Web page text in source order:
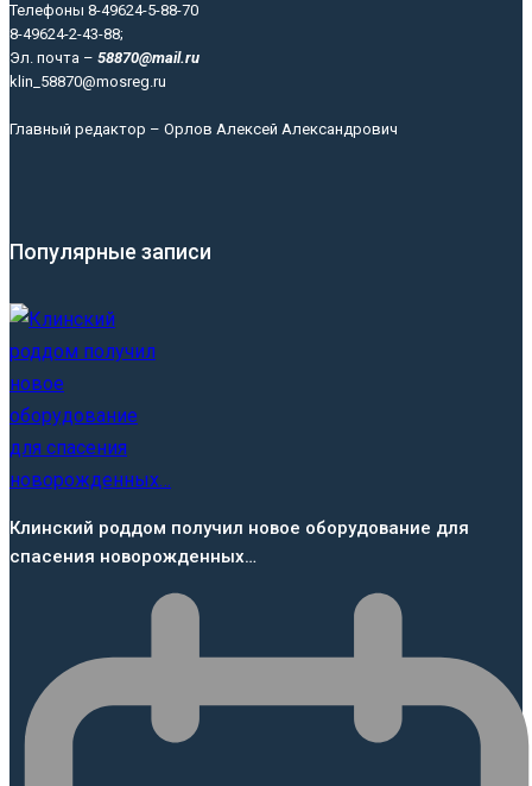
Телефоны 8-49624-5-88-70
8-49624-2-43-88;
Эл. почта – 58870@mail.ru
klin_58870@mosreg.ru
Главный редактор – Орлов Алексей Александрович
Популярные записи
Клинский роддом получил новое оборудование для
спасения новорожденных…